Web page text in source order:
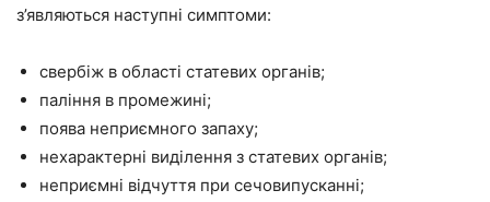
з’являються наступні симптоми:
свербіж в області статевих органів;
паління в промежині;
поява неприємного запаху;
нехарактерні виділення з статевих органів;
неприємні відчуття при сечовипусканні;